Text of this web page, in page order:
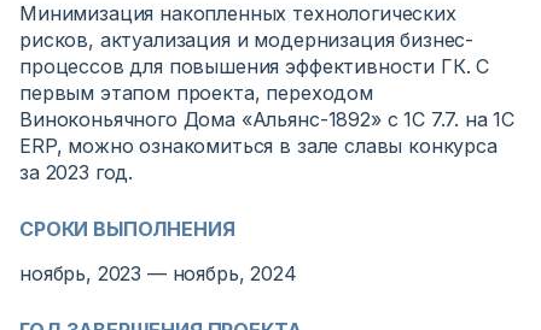
Минимизация накопленных технологических
рисков, актуализация и модернизация бизнес-
процессов для повышения эффективности ГК. С
первым этапом проекта, переходом
Виноконьячного Дома «Альянс-1892» с 1С 7.7. на 1С
ERP, можно ознакомиться в зале славы конкурса
за 2023 год.
СРОКИ ВЫПОЛНЕНИЯ
ноябрь, 2023 — ноябрь, 2024